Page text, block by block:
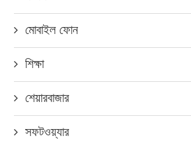
মোবাইল ফোন
শিক্ষা
শেয়ারবাজার
সফটওয়্যার